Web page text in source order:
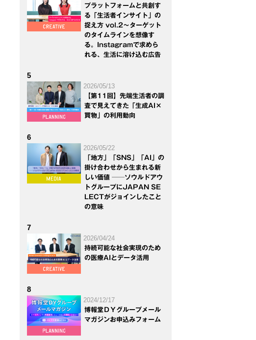
プラットフォームと共創す
る「生活者インサイト」の
捉え方 vol.2～ターゲット
のタイムラインを想像す
る。Instagramで求めら
れる、生活に溶け込む広告
5
2026/05/13
【第11回】先端生活者の調
査で見えてきた「生成AI×
買物」の利用動向
6
2026/05/22
「地方」「SNS」「AI」の
掛け合わせから生まれる新
しい価値 ──ソウルドアウ
トグループにJAPAN SE
LECTがジョインしたこと
の意味
7
2026/04/24
持続可能な社会実現のため
の医療AIとデータ活用
8
2024/12/17
博報堂ＤＹグループメール
マガジンお申込みフォーム